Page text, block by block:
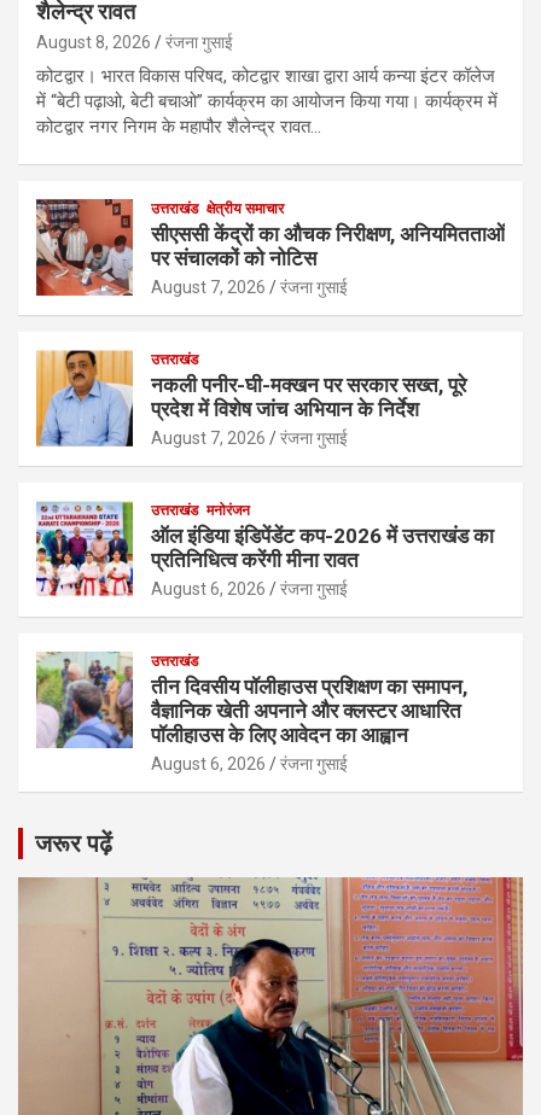
शैलेन्द्र रावत
August 8, 2026 रंजना गुसाई
कोटद्वार। भारत विकास परिषद, कोटद्वार शाखा द्वारा आर्य कन्या इंटर कॉलेज
में “बेटी पढ़ाओ, बेटी बचाओ” कार्यक्रम का आयोजन किया गया। कार्यक्रम में
कोटद्वार नगर निगम के महापौर शैलेन्द्र रावत…
उत्तराखंड क्षेत्रीय समाचार
सीएससी केंद्रों का औचक निरीक्षण, अनियमितताओं
पर संचालकों को नोटिस
August 7, 2026 रंजना गुसाई
उत्तराखंड
नकली पनीर-घी-मक्खन पर सरकार सख्त, पूरे
प्रदेश में विशेष जांच अभियान के निर्देश
August 7, 2026 रंजना गुसाई
उत्तराखंड मनोरंजन
ऑल इंडिया इंडिपेंडेंट कप-2026 में उत्तराखंड का
प्रतिनिधित्व करेंगी मीना रावत
August 6, 2026 रंजना गुसाई
उत्तराखंड
तीन दिवसीय पॉलीहाउस प्रशिक्षण का समापन,
वैज्ञानिक खेती अपनाने और क्लस्टर आधारित
पॉलीहाउस के लिए आवेदन का आह्वान
August 6, 2026 रंजना गुसाई
जरूर पढ़ें